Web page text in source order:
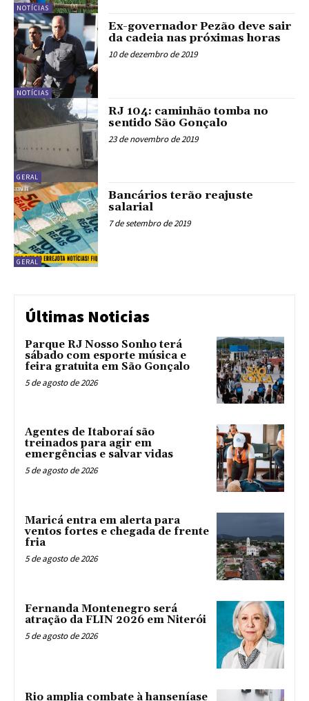
NOTÍCIAS
NOTÍCIAS
Ex-governador Pezão deve sair
da cadeia nas próximas horas
10 de dezembro de 2019
GERAL
RJ 104: caminhão tomba no
sentido São Gonçalo
23 de novembro de 2019
GERAL
Bancários terão reajuste
salarial
7 de setembro de 2019
Últimas Noticias
Parque RJ Nosso Sonho terá
sábado com esporte música e
feira gratuita em São Gonçalo
5 de agosto de 2026
Agentes de Itaboraí são
treinados para agir em
emergências e salvar vidas
5 de agosto de 2026
Maricá entra em alerta para
ventos fortes e chegada de frente
fria
5 de agosto de 2026
Fernanda Montenegro será
atração da FLIN 2026 em Niterói
5 de agosto de 2026
Rio amplia combate à hanseníase